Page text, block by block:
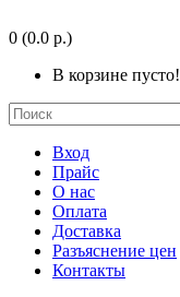
0 (0.0 р.)
В корзине пусто!
Вход
Прайс
О нас
Оплата
Доставка
Разъяснение цен
Контакты